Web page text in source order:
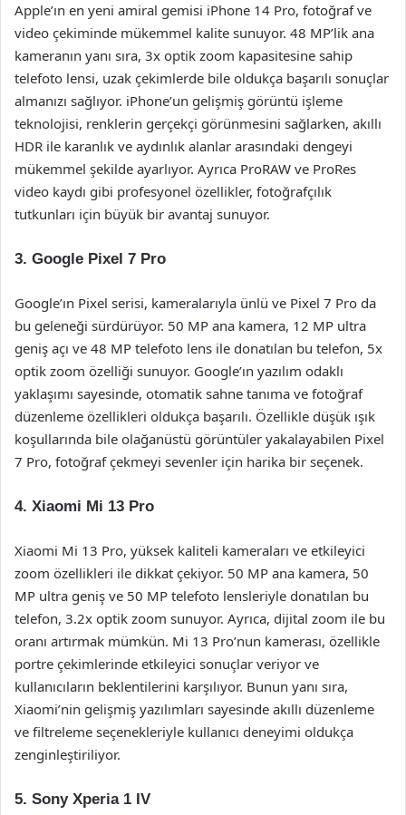
Apple’ın en yeni amiral gemisi iPhone 14 Pro, fotoğraf ve
video çekiminde mükemmel kalite sunuyor. 48 MP’lik ana
kameranın yanı sıra, 3x optik zoom kapasitesine sahip
telefoto lensi, uzak çekimlerde bile oldukça başarılı sonuçlar
almanızı sağlıyor. iPhone’un gelişmiş görüntü işleme
teknolojisi, renklerin gerçekçi görünmesini sağlarken, akıllı
HDR ile karanlık ve aydınlık alanlar arasındaki dengeyi
mükemmel şekilde ayarlıyor. Ayrıca ProRAW ve ProRes
video kaydı gibi profesyonel özellikler, fotoğrafçılık
tutkunları için büyük bir avantaj sunuyor.
3. Google Pixel 7 Pro
Google’ın Pixel serisi, kameralarıyla ünlü ve Pixel 7 Pro da
bu geleneği sürdürüyor. 50 MP ana kamera, 12 MP ultra
geniş açı ve 48 MP telefoto lens ile donatılan bu telefon, 5x
optik zoom özelliği sunuyor. Google’ın yazılım odaklı
yaklaşımı sayesinde, otomatik sahne tanıma ve fotoğraf
düzenleme özellikleri oldukça başarılı. Özellikle düşük ışık
koşullarında bile olağanüstü görüntüler yakalayabilen Pixel
7 Pro, fotoğraf çekmeyi sevenler için harika bir seçenek.
4. Xiaomi Mi 13 Pro
Xiaomi Mi 13 Pro, yüksek kaliteli kameraları ve etkileyici
zoom özellikleri ile dikkat çekiyor. 50 MP ana kamera, 50
MP ultra geniş ve 50 MP telefoto lensleriyle donatılan bu
telefon, 3.2x optik zoom sunuyor. Ayrıca, dijital zoom ile bu
oranı artırmak mümkün. Mi 13 Pro’nun kamerası, özellikle
portre çekimlerinde etkileyici sonuçlar veriyor ve
kullanıcıların beklentilerini karşılıyor. Bunun yanı sıra,
Xiaomi’nin gelişmiş yazılımları sayesinde akıllı düzenleme
ve filtreleme seçenekleriyle kullanıcı deneyimi oldukça
zenginleştiriliyor.
5. Sony Xperia 1 IV